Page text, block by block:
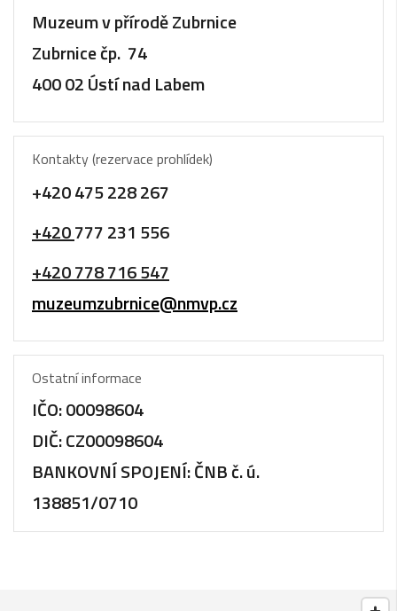
Muzeum v přírodě Zubrnice
Zubrnice čp. 74
400 02 Ústí nad Labem
Kontakty (rezervace prohlídek)
+420 475 228 267
+420777 231 556
+420 778 716 547
muzeumzubrnice@nmvp.cz
Ostatní informace
IČO:00098604
DIČ:CZ00098604
BANKOVNÍ SPOJENÍ:ČNB č. ú.
138851/0710